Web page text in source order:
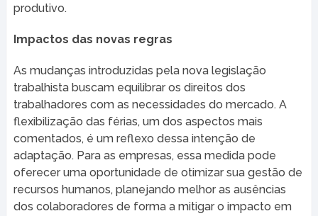
produtivo.
Impactos das novas regras
As mudanças introduzidas pela nova legislação
trabalhista buscam equilibrar os direitos dos
trabalhadores com as necessidades do mercado. A
flexibilização das férias, um dos aspectos mais
comentados, é um reflexo dessa intenção de
adaptação. Para as empresas, essa medida pode
oferecer uma oportunidade de otimizar sua gestão de
recursos humanos, planejando melhor as ausências
dos colaboradores de forma a mitigar o impacto em